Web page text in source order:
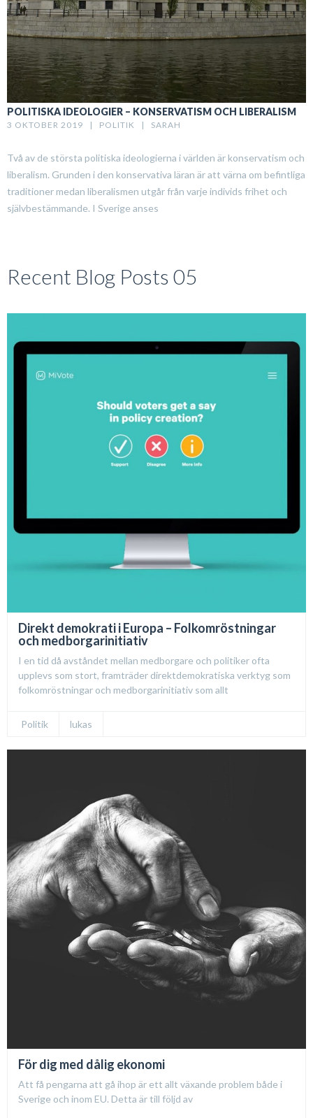
POLITISKA IDEOLOGIER – KONSERVATISM OCH LIBERALISM
3 OKTOBER 2019   | POLITIK
   |
SARAH
Två av de största politiska ideologierna i världen är konservatism och
liberalism. Grunden i den konservativa läran är att värna om befintliga
traditioner medan liberalismen utgår från varje individs frihet och
självbestämmande. I Sverige anses
Recent Blog Posts 05
Direkt demokrati i Europa – Folkomröstningar
och medborgarinitiativ
I en tid då avståndet mellan medborgare och politiker ofta
upplevs som stort, framträder direktdemokratiska verktyg som
folkomröstningar och medborgarinitiativ som allt
Politik lukas
För dig med dålig ekonomi
Att få pengarna att gå ihop är ett allt växande problem både i
Sverige och inom EU. Detta är till följd av